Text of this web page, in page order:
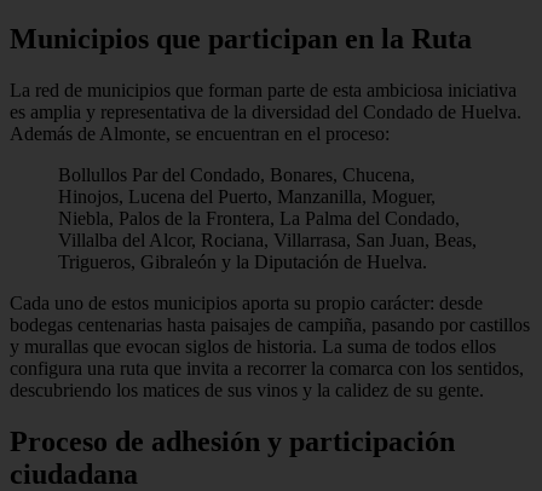
Municipios que participan en la Ruta
La red de municipios que forman parte de esta ambiciosa iniciativa
es amplia y representativa de la diversidad del Condado de Huelva.
Además de Almonte, se encuentran en el proceso:
Bollullos Par del Condado, Bonares, Chucena,
Hinojos, Lucena del Puerto, Manzanilla, Moguer,
Niebla, Palos de la Frontera, La Palma del Condado,
Villalba del Alcor, Rociana, Villarrasa, San Juan, Beas,
Trigueros, Gibraleón y la Diputación de Huelva.
Cada uno de estos municipios aporta su propio carácter: desde
bodegas centenarias hasta paisajes de campiña, pasando por castillos
y murallas que evocan siglos de historia. La suma de todos ellos
configura una ruta que invita a recorrer la comarca con los sentidos,
descubriendo los matices de sus vinos y la calidez de su gente.
Proceso de adhesión y participación
ciudadana